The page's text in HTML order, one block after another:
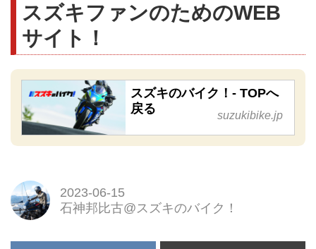
スズキファンのためのWEB
サイト！
スズキのバイク！- TOPへ
戻る
suzukibike.jp
2023-06-15
石神邦比古@スズキのバイク！